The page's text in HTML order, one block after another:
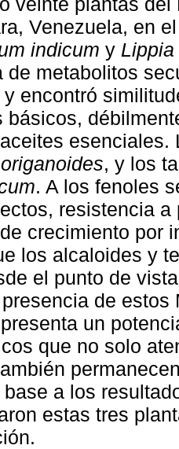
Venezuela, en
indicum y
de metabolitos
encontró
básicos,
, y los
. A los fenoles
resistencia
crecimiento por
los alcaloides y
el punto de
de
un
que no solo
a los
estas tres